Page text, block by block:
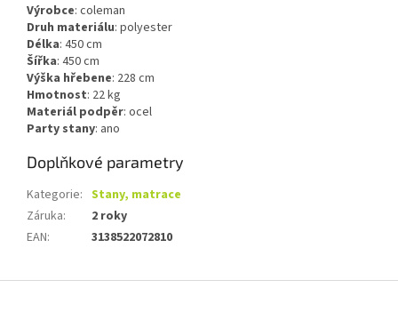
Výrobce: coleman
Druh materiálu: polyester
Délka: 450 cm
Šířka: 450 cm
Výška hřebene: 228 cm
Hmotnost: 22 kg
Materiál podpěr: ocel
Party stany: ano
Doplňkové parametry
Kategorie: Stany, matrace
Záruka:
2 roky
EAN: 3138522072810